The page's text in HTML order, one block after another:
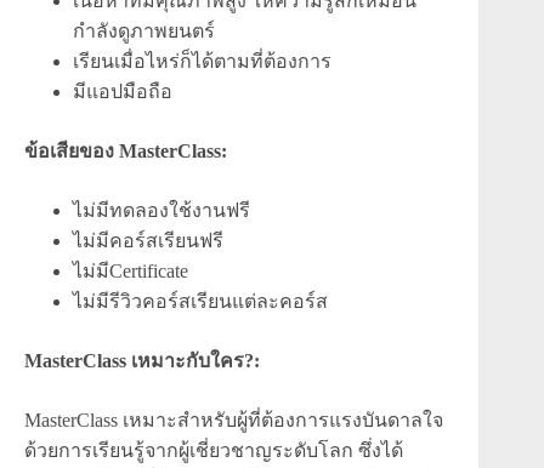
กำลังดูภาพยนตร์
เรียนเมื่อไหร่ก็ได้ตามที่ต้องการ
มีแอปมือถือ
ข้อเสียของ MasterClass:
ไม่มีทดลองใช้งานฟรี
ไม่มีคอร์สเรียนฟรี
ไม่มีCertificate
ไม่มีรีวิวคอร์สเรียนแต่ละคอร์ส
MasterClass เหมาะกับใคร?:
MasterClass เหมาะสำหรับผู้ที่ต้องการแรงบันดาลใจ
ด้วยการเรียนรู้จากผู้เชี่ยวชาญระดับโลก ซึ่งได้